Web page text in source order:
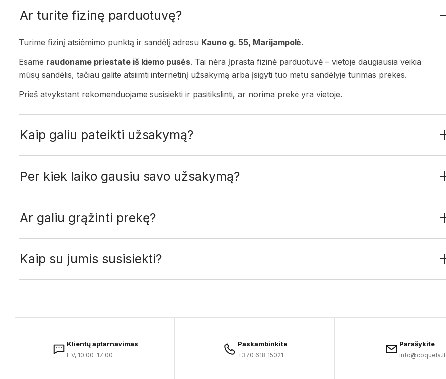
Ar turite fizinę parduotuvę?
Turime fizinį atsiėmimo punktą ir sandėlį adresu Kauno g. 55, Marijampolė.
Esame raudoname priestate iš kiemo pusės. Tai nėra įprasta fizinė parduotuvė – vietoje daugiausia veikia
mūsų sandėlis, tačiau galite atsiimti internetinį užsakymą arba įsigyti tuo metu sandėlyje turimas prekes.
Prieš atvykstant rekomenduojame susisiekti ir pasitikslinti, ar norima prekė yra vietoje.
Kaip galiu pateikti užsakymą?
Per kiek laiko gausiu savo užsakymą?
Ar galiu grąžinti prekę?
Kaip su jumis susisiekti?
Klientų aptarnavimas
I–V, 10:00–17:00
Paskambinkite
+370 618 15021
Parašykite
info@coquela.lt